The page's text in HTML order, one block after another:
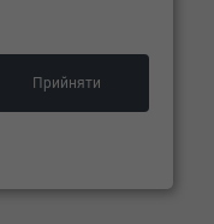
Прийняти